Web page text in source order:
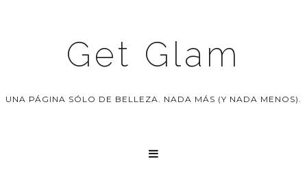
Get Glam
UNA PÁGINA SÓLO DE BELLEZA. NADA MÁS (Y NADA MENOS).
